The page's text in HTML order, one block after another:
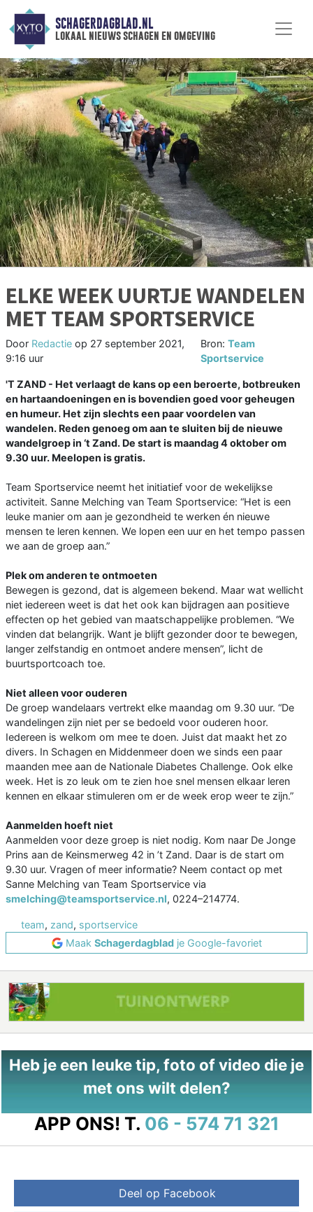
SCHAGERDAGBLAD.NL
lokaal nieuws schagen en omgeving
ELKE WEEK UURTJE WANDELEN
MET TEAM SPORTSERVICE
Door Redactie op 27 september 2021,
9:16 uur
Bron:Team
Sportservice
'T ZAND - Het verlaagt de kans op een beroerte, botbreuken
en hartaandoeningen en is bovendien goed voor geheugen
en humeur. Het zijn slechts een paar voordelen van
wandelen. Reden genoeg om aan te sluiten bij de nieuwe
wandelgroep in ‘t Zand. De start is maandag 4 oktober om
9.30 uur. Meelopen is gratis.
Team Sportservice neemt het initiatief voor de wekelijkse
activiteit. Sanne Melching van Team Sportservice: “Het is een
leuke manier om aan je gezondheid te werken én nieuwe
mensen te leren kennen. We lopen een uur en het tempo passen
we aan de groep aan.”
Plek om anderen te ontmoeten
Bewegen is gezond, dat is algemeen bekend. Maar wat wellicht
niet iedereen weet is dat het ook kan bijdragen aan positieve
effecten op het gebied van maatschappelijke problemen. “We
vinden dat belangrijk. Want je blijft gezonder door te bewegen,
langer zelfstandig en ontmoet andere mensen”, licht de
buurtsportcoach toe.
Niet alleen voor ouderen
De groep wandelaars vertrekt elke maandag om 9.30 uur. “De
wandelingen zijn niet per se bedoeld voor ouderen hoor.
Iedereen is welkom om mee te doen. Juist dat maakt het zo
divers. In Schagen en Middenmeer doen we sinds een paar
maanden mee aan de Nationale Diabetes Challenge. Ook elke
week. Het is zo leuk om te zien hoe snel mensen elkaar leren
kennen en elkaar stimuleren om er de week erop weer te zijn.”
Aanmelden hoeft niet
Aanmelden voor deze groep is niet nodig. Kom naar De Jonge
Prins aan de Keinsmerweg 42 in ’t Zand. Daar is de start om
9.30 uur. Vragen of meer informatie? Neem contact op met
Sanne Melching van Team Sportservice via
smelching@teamsportservice.nl, 0224–214774.
team, zand, sportservice
Maak Schagerdagbladje Google-favoriet
Heb je een leuke tip, foto of video die je
met ons wilt delen?
APP ONS! T. 06 - 574 71 321
Deel op Facebook